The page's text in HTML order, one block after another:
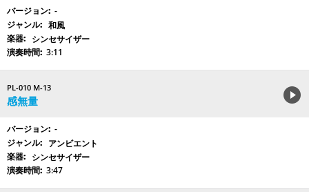
-
和風
シンセサイザー
3:11
PL-010 M-13
感無量
-
アンビエント
シンセサイザー
3:47